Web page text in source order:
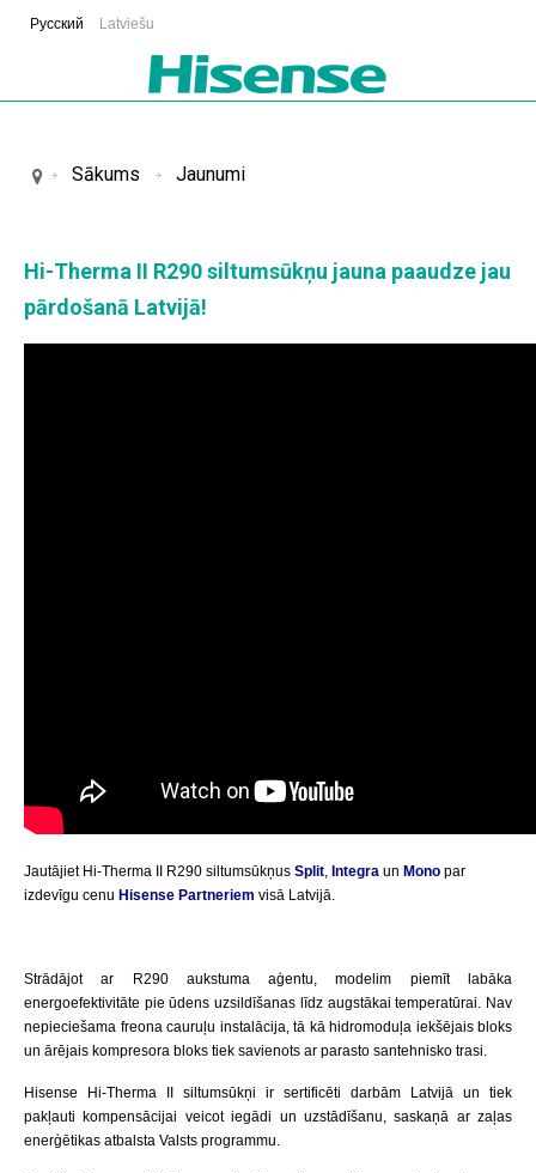
Русский Latviešu
Sākums Jaunumi
Hi-Therma II R290 siltumsūkņu jauna paaudze jau
pārdošanā Latvijā!
Jautājiet Hi-Therma II R290 siltumsūkņus Split, Integra un Mono par
izdevīgu cenu Hisense Partneriem visā Latvijā.
Strādājot ar R290 aukstuma aģentu, modelim piemīt labāka
energoefektivitāte pie ūdens uzsildīšanas līdz augstākai temperatūrai. Nav
nepieciešama freona cauruļu instalācija, tā kā hidromoduļa iekšējais bloks
un ārējais kompresora bloks tiek savienots ar parasto santehnisko trasi.
Hisense Hi-Therma II siltumsūkņi ir sertificēti darbām Latvijā un tiek
pakļauti kompensācijai veicot iegādi un uzstādīšanu, saskaņā ar zaļas
enerģētikas atbalsta Valsts programmu.